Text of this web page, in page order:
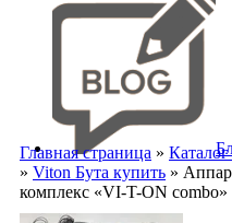
Главная страница »
» Viton Бута купить »
комплекс «VI-T-ON combo»